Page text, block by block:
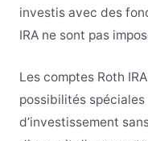
investis avec des
IRA ne sont pas
Les comptes Roth
possibilités
d’investissement